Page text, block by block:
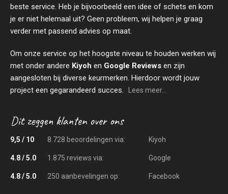
beste service. Heb je bijvoorbeeld een idee of schets en kom
je er niet helemaal uit? Geen probleem, wij helpen je graag
verder met passend advies op maat.
Om onze service op het hoogste niveau te houden werken wij
met onder andere Kiyoh en Google Reviews en zijn
aangesloten bij diverse keurmerken. Hierdoor wordt jouw
project een gegarandeerd succes.
Lees meer...
9,5 / 10 8.728 beoordelingen via: Kiyoh
4.8 / 5.0 1.875 reviews via: Google
4.8 / 5.0 250 aanbevelingen op: Facebook